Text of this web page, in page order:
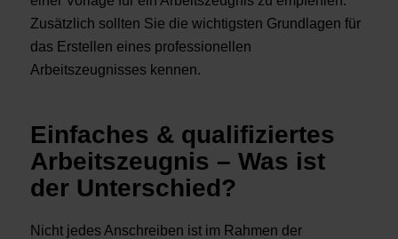
Zusätzlich sollten Sie die wichtigsten Grundlagen für
das Erstellen eines professionellen
Arbeitszeugnisses kennen.
Einfaches & qualifiziertes
Arbeitszeugnis – Was ist
der Unterschied?
Nicht jedes Anschreiben ist im Rahmen der